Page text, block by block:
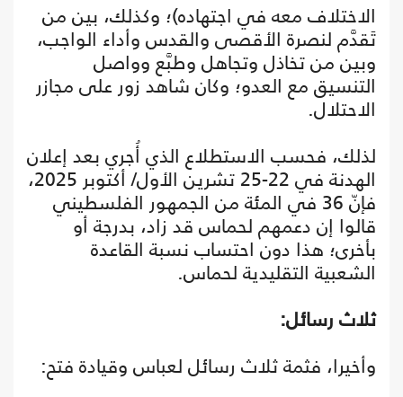
الاختلاف معه في اجتهاده)؛ وكذلك، بين من
تَقدَّم لنصرة الأقصى والقدس وأداء الواجب،
وبين من تخاذل وتجاهل وطبَّع وواصل
التنسيق مع العدو؛ وكان شاهد زور على مجازر
الاحتلال.
لذلك، فحسب الاستطلاع الذي أُجري بعد إعلان
الهدنة في 22-25 تشرين الأول/ أكتوبر 2025،
فإنّ 36 في المئة من الجمهور الفلسطيني
قالوا إن دعمهم لحماس قد زاد، بدرجة أو
بأخرى؛ هذا دون احتساب نسبة القاعدة
الشعبية التقليدية لحماس.
ثلاث رسائل:
وأخيرا، فثمة ثلاث رسائل لعباس وقيادة فتح: